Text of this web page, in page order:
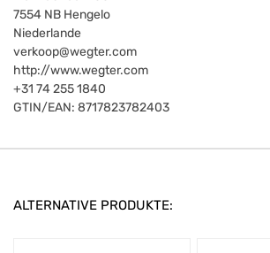
7554 NB Hengelo
Niederlande
verkoop@wegter.com
http://www.wegter.com
+31 74 255 1840
GTIN/EAN: 8717823782403
ALTERNATIVE PRODUKTE: